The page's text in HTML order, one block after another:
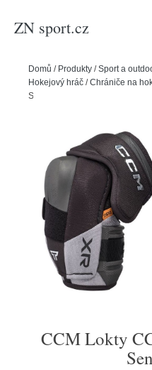
ZN sport.cz
Domů / Produkty /Sport a
Hokejový hráč /Chrániče na
Senior, S
CCM Lokty